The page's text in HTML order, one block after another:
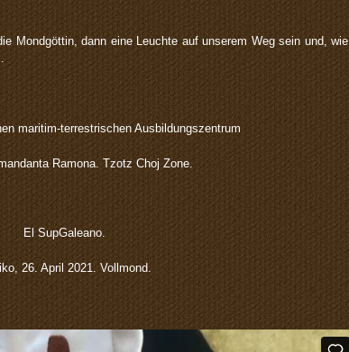
Mondgöttin, dann eine Leuchte auf unserem Weg sein und, wie
maritim-terrestrischen Ausbildungszentrum
Ramona. Tzotz Choj Zone.
El SupGaleano.
26. April 2021. Vollmond.